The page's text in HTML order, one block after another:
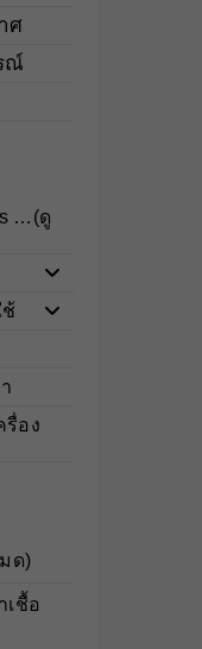
ศ
ณ์
…(ดู
รื่อง
ด)
ชื้อ